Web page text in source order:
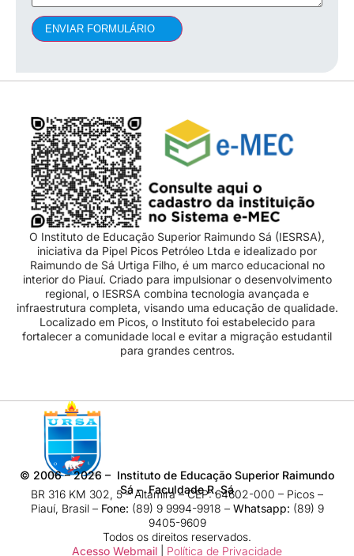
ENVIAR FORMULÁRIO
O Instituto de Educação Superior Raimundo Sá (IESRSA),
iniciativa da Pipel Picos Petróleo Ltda e idealizado por
Raimundo de Sá Urtiga Filho, é um marco educacional no
interior do Piauí. Criado para impulsionar o desenvolvimento
regional, o IESRSA combina tecnologia avançada e
infraestrutura completa, visando uma educação de qualidade.
Localizado em Picos, o Instituto foi estabelecido para
fortalecer a comunidade local e evitar a migração estudantil
para grandes centros.
© 2006 – 2026 – Instituto de Educação Superior Raimundo
Sá – Faculdade R. Sá
BR 316 KM 302, 5 – Altamira – CEP: 64602-000 – Picos –
Piauí, Brasil – Fone: (89) 9 9994-9918​ – Whatsapp: (89) 9
9405-9609
Todos os direitos reservados.
Acesso Webmail
Política de Privacidade